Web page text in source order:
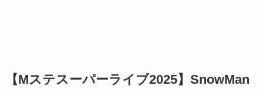
【Mステスーパーライブ2025】SnowMan